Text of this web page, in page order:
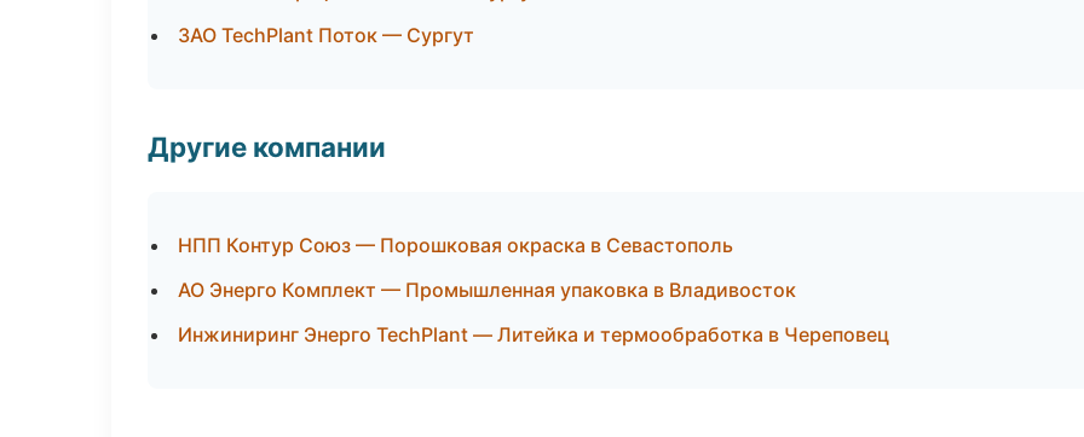
ЗАО TechPlant Поток — Сургут
Другие компании
НПП Контур Союз — Порошковая окраска в Севастополь
АО Энерго Комплект — Промышленная упаковка в Владивосток
Инжиниринг Энерго TechPlant — Литейка и термообработка в Череповец